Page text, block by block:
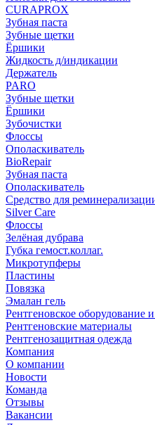
CURAPROX
Зубная паста
Зубные щетки
Ёршики
Жидкость д/индикации
Держатель
PARO
Зубные щетки
Ёршики
Зубочистки
Флоссы
Ополаскиватель
BioRepair
Зубная паста
Ополаскиватель
Средство для
Silver Care
Флоссы
Зелёная дубрава
Губка гемост.коллаг.
Микротупферы
Пластины
Повязка
Эмалан гель
Рентгеновское оборудование
Рентгеновские материалы
Рентгенозащитная одежда
Компания
О компании
Новости
Команда
Отзывы
Вакансии